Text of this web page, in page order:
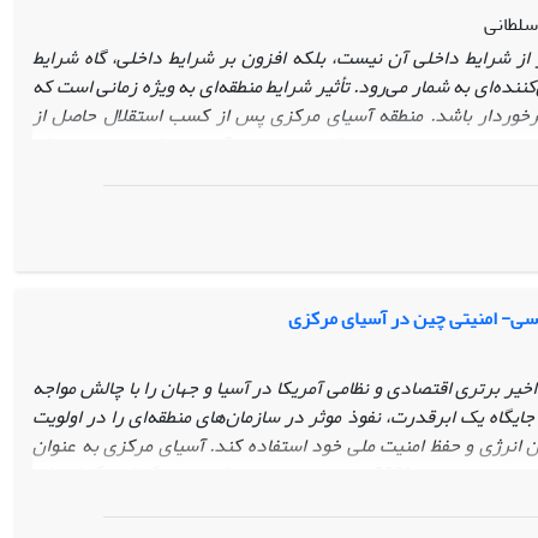
از شرایط داخلی آن نیست، بلکه افزون بر شرایط داخلی، گاه شرایط
به شمار می‌رود. تأثیر شرایط منطقه‌ای به ویژه زمانی است که
باشد. منطقه آسیای مرکزی پس از کسب استقلال حاصل از
اولویت‌های امنیتی چین رقم زد. چین در آسیای مرکزی به عنوان یک
صرفاً از بعد اقتصادی، بلکه همچنین از حیث سیاسی و امنیتی نیز
را برای توسعه روابط با کشورهای آسیای مرکزی دنبال کرده است تا زمینه
به نظر می‌رسد، چین با این رویکرد می‌تواند هم به آسیای مرکزی
در صدد تبیین این مطلب است که چین، چرا و چگونه راهبرد
امنیتی چین در آسیای مرکزی
اقتصادی و نظامی آمریکا در آسیا و جهان را با چالش مواجه
یک ابرقدرت، نفوذ موثر در سازمان‌های منطقه‌ای را در اولویت
انرژی و حفظ امنیت ملی خود استفاده کند. آسیای مرکزی به عنوان